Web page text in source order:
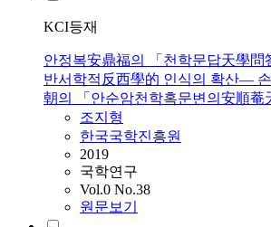
KCI등재
안정복安鼎福의 「천학문답天學問
반서학적反西學的 인식의 확산—
朝의 「안순암천학혹문변의安順菴
조지형
한국국학진흥원
2019
국학연구
Vol.0 No.38
원문보기